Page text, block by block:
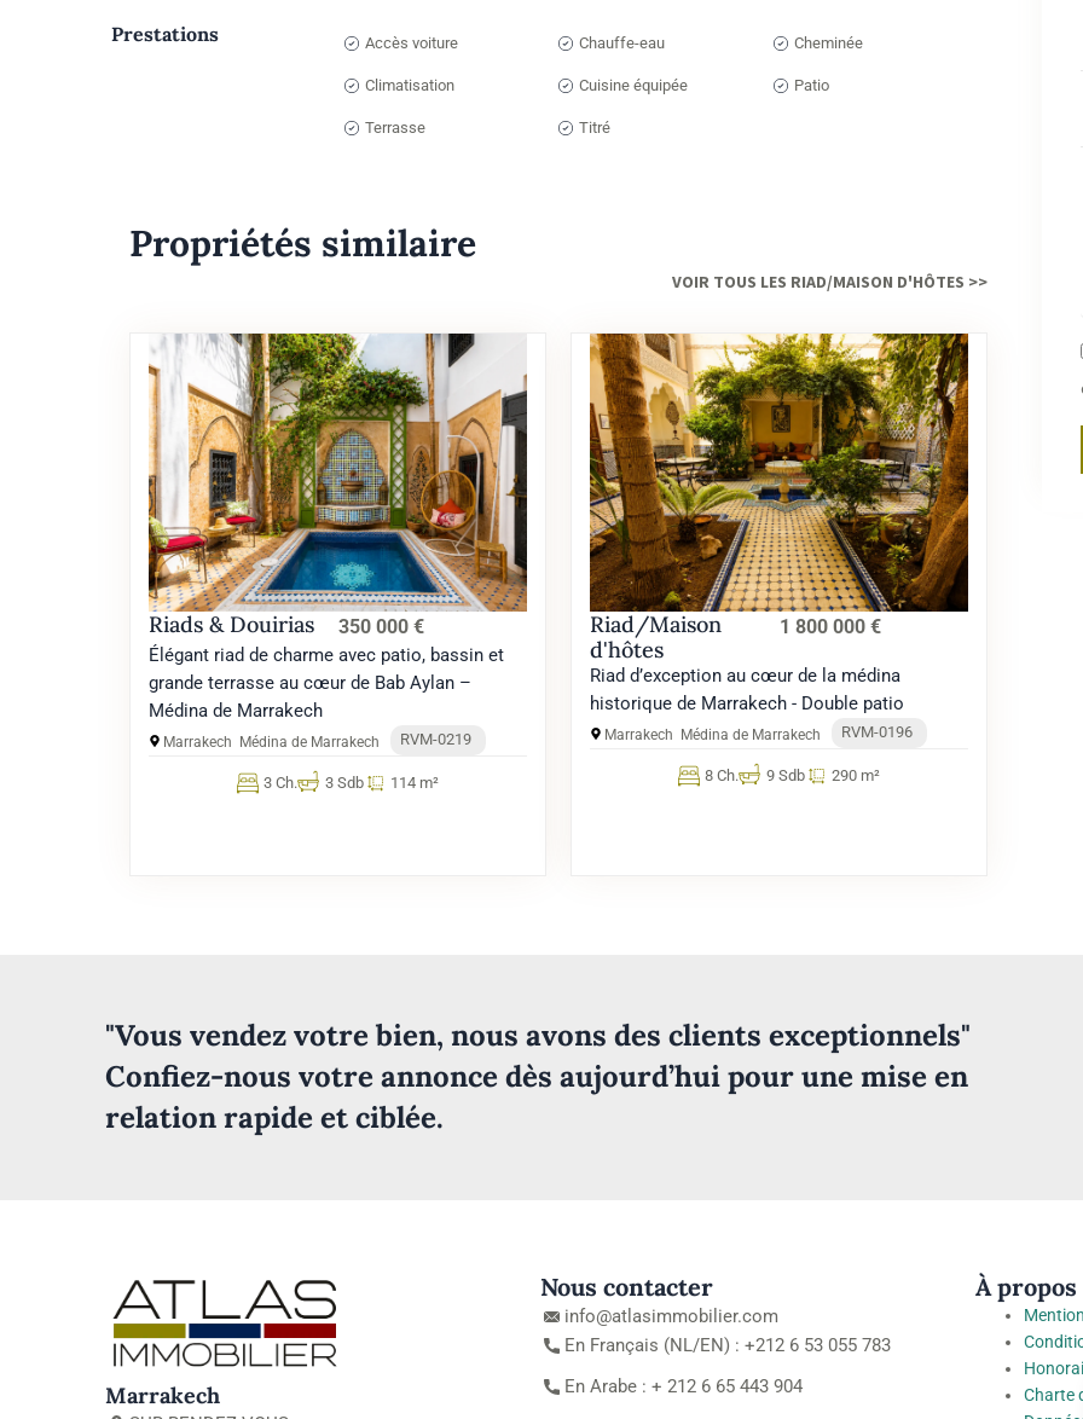
Prestations Accès voiture Chauffe-eau Cheminée
Climatisation Cuisine équipée Patio
Terrasse Titré
Propriétés similaire
VOIR TOUS LES RIAD/MAISON D'HÔTES >>
Riads & Douirias 350 000 €
Élégant riad de charme avec patio, bassin et
grande terrasse au cœur de Bab Aylan –
Médina de Marrakech
Marrakech Médina de Marrakech RVM-0219
3 Ch. 3 Sdb 114 m²
Riad/Maison
d'hôtes
1 800 000 €
Riad d’exception au cœur de la médina
historique de Marrakech - Double patio
Marrakech Médina de Marrakech RVM-0196
8 Ch. 9 Sdb 290 m²
"Vous vendez votre bien, nous avons des clients exceptionnels"
Confiez-nous votre annonce dès aujourd’hui pour une mise en
relation rapide et ciblée.
Marrakech
Nous contacter
info@atlasimmobilier.com
En Français (NL/EN) : +212 6 53 055 783
En Arabe : + 212 6 65 443 904
À propos
Charte